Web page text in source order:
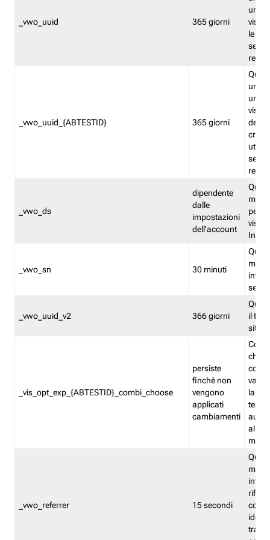
_vwo_uuid 365 giorni
le
_vwo_uuid_{ABTESTID} 365 giorni
un
del
_vwo_ds
dipendente
dalle
impostazioni
dell'account
_vwo_sn 30 minuti
_vwo_uuid_v2 366 giorni
il
sito
_vis_opt_exp_{ABTESTID}_combi_choose
persiste
finchè non
vengono
applicati
cambiamenti
che
la
test.
_vwo_referrer 15 secondi